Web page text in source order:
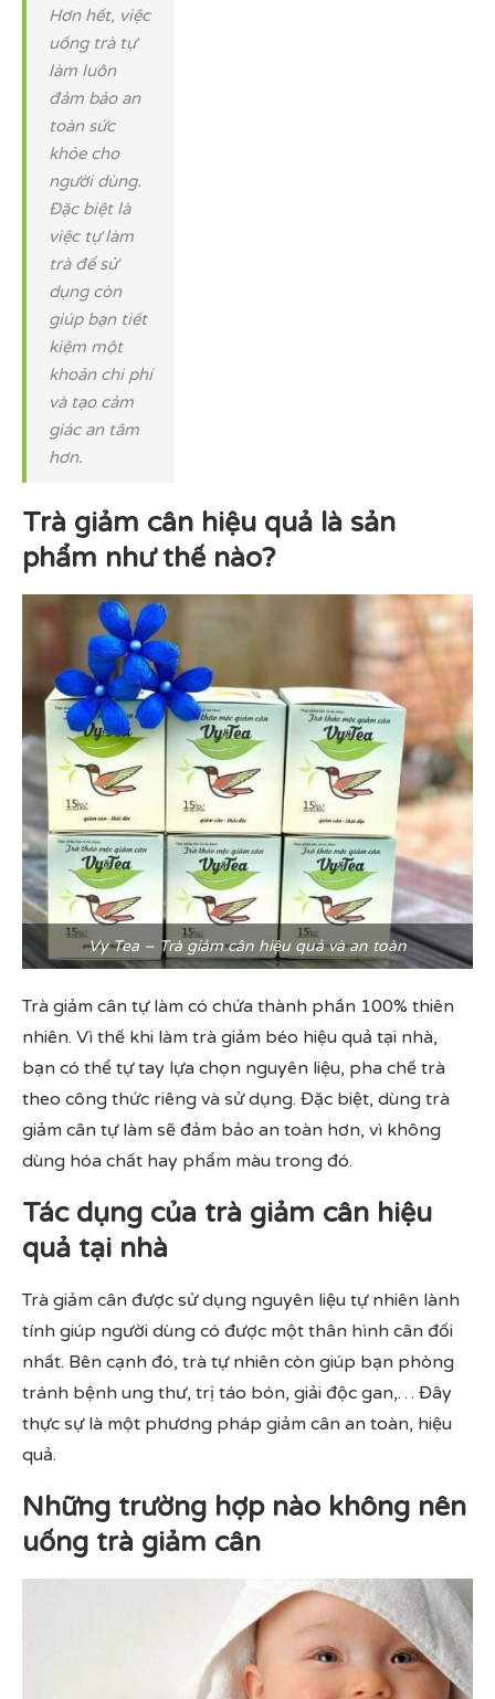
Hơn hết, việc
uống trà tự
làm luôn
đảm bảo an
toàn sức
khỏe cho
người dùng.
Đặc biệt là
việc tự làm
trà để sử
dụng còn
giúp bạn tiết
kiệm một
khoản chi phí
và tạo cảm
giác an tâm
hơn.
Trà giảm cân hiệu quả là sản
phẩm như thế nào?
Vy Tea – Trà giảm cân hiệu quả và an toàn
Trà giảm cân tự làm có chứa thành phần 100% thiên
nhiên. Vì thế khi làm trà giảm béo hiệu quả tại nhà,
bạn có thể tự tay lựa chọn nguyên liệu, pha chế trà
theo công thức riêng và sử dụng. Đặc biệt, dùng trà
giảm cân tự làm sẽ đảm bảo an toàn hơn, vì không
dùng hóa chất hay phẩm màu trong đó.
Tác dụng của trà giảm cân hiệu
quả tại nhà
Trà giảm cân được sử dụng nguyên liệu tự nhiên lành
tính giúp người dùng có được một thân hình cân đối
nhất. Bên cạnh đó, trà tự nhiên còn giúp bạn phòng
tránh bệnh ung thư, trị táo bón, giải độc gan,… Đây
thực sự là một phương pháp giảm cân an toàn, hiệu
quả.
Những trường hợp nào không nên
uống trà giảm cân